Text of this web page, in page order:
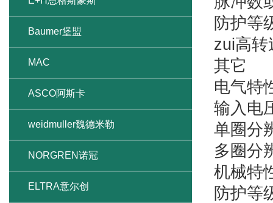
防护等
zui高转
其它
电气特
输入电
单圈分
多圈分
机械特
防护等
Baumer堡盟
MAC
ASCO阿斯卡
weidmuller魏德米勒
NORGREN诺冠
ELTRA意尔创